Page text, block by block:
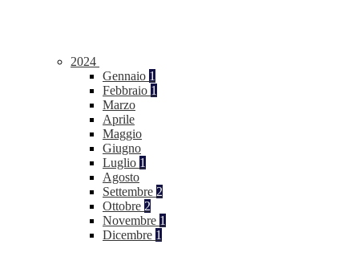
2024
Gennaio 1
Febbraio 1
Marzo
Aprile
Maggio
Giugno
Luglio 1
Agosto
Settembre 2
Ottobre 2
Novembre 1
Dicembre 1